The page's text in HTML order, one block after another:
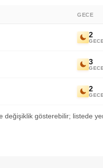
GECE
2
GECE
3
GECE
2
GECE
gösterebilir; listede